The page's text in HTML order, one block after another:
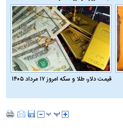
قیمت دلار، طلا و سکه امروز ۱۷ مرداد ۱۴۰۵